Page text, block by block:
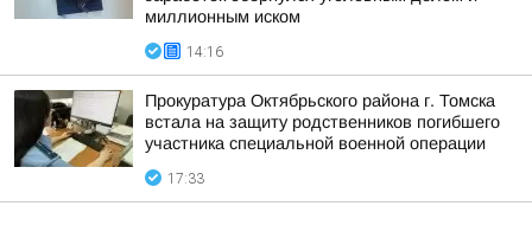
миллионным иском
14:16
Прокуратура Октябрьского района г. Томска
встала на защиту родственников погибшего
участника специальной военной операции
17:33